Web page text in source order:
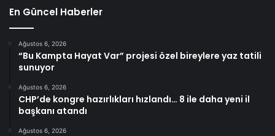
En Güncel Haberler
Ağustos 6, 2026
“Bu Kampta Hayat Var” projesi özel bireylere yaz tatili
sunuyor
Ağustos 6, 2026
CHP’de kongre hazırlıkları hızlandı… 8 ile daha yeni il
başkanı atandı
Ağustos 6, 2026